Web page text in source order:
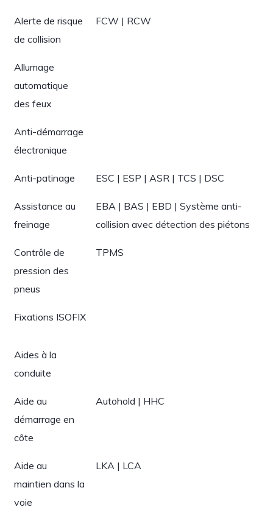
Alerte de risque
de collision
FCW | RCW
Allumage
automatique
des feux
Anti-démarrage
électronique
Anti-patinage ESC | ESP | ASR | TCS | DSC
Assistance au
freinage
EBA | BAS | EBD | Système anti-
collision avec détection des piétons
Contrôle de
pression des
pneus
TPMS
Fixations ISOFIX
Aides à la
conduite
Aide au
démarrage en
côte
Autohold | HHC
Aide au
maintien dans la
voie
LKA | LCA